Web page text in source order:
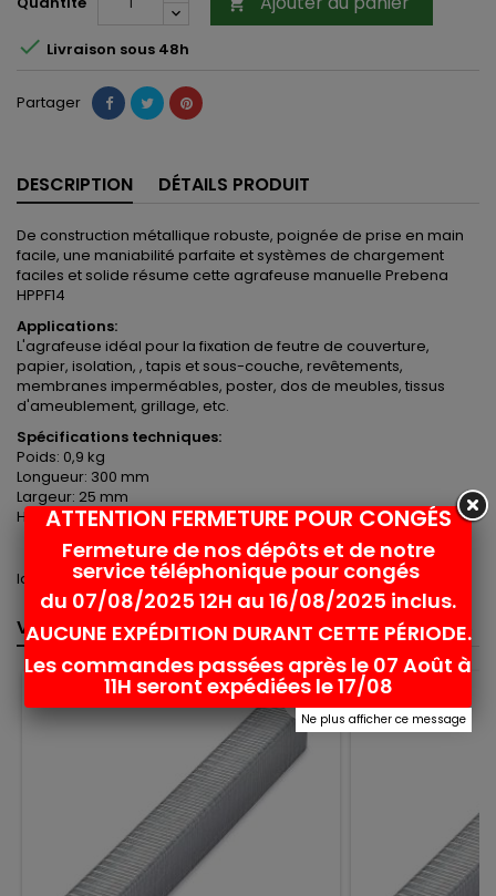
 Livraison sous 48h
Partager
DESCRIPTION DÉTAILS PRODUIT
De construction métallique robuste, poignée de prise en main
facile, une maniabilité parfaite et systèmes de chargement
faciles et solide résume cette agrafeuse manuelle Prebena
HPPF14
Applications:
L'agrafeuse idéal pour la fixation de feutre de couverture,
papier, isolation, , tapis et sous-couche, revêtements,
membranes imperméables, poster, dos de meubles, tissus
d'ameublement, grillage, etc.
Spécifications techniques:
Poids: 0,9 kg
Longueur: 300 mm
Largeur: 25 mm
Hauteur: 50 mm
Idéal pour la fixation de film sous-toitures , de pare-vapeur
VOUS POURRIEZ AUSSI AIMER >
<
favorite_border
ATTENTION FERMETURE POUR CONGÉS
Fermeture de nos dépôts et de notre
service téléphonique pour congés
du 07/08/2025 12H au 16/08/2025 inclus.
AUCUNE EXPÉDITION DURANT CETTE PÉRIODE.
Les commandes passées après le 07 Août à
11H seront expédiées le 17/08
Ne plus afficher ce message